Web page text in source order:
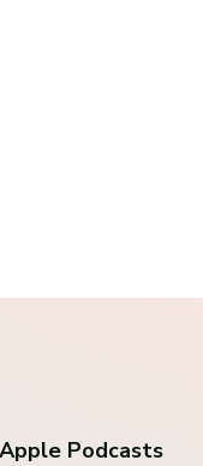
Apple Podcasts